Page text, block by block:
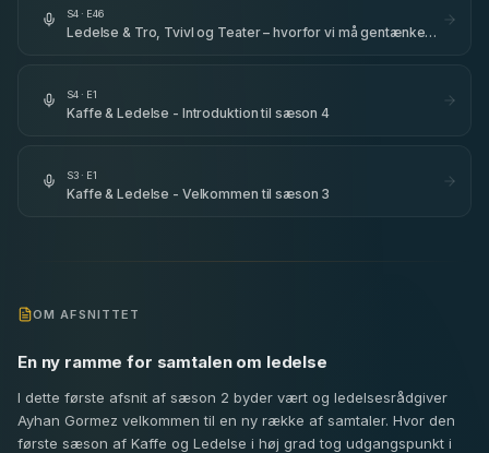
S4 · E46
Ledelse & Tro, Tvivl og Teater – hvorfor vi må gentænke
S4 · E1
Kaffe & Ledelse - Introduktion til sæson 4
S3 · E1
Kaffe & Ledelse - Velkommen til sæson 3
OM AFSNITTET
En ny ramme for samtalen om ledelse
I dette første afsnit af sæson 2 byder vært og ledelsesrådgiver
Ayhan Gormez velkommen til en ny række af samtaler. Hvor den
første sæson af Kaffe og Ledelse i høj grad tog udgangspunkt i